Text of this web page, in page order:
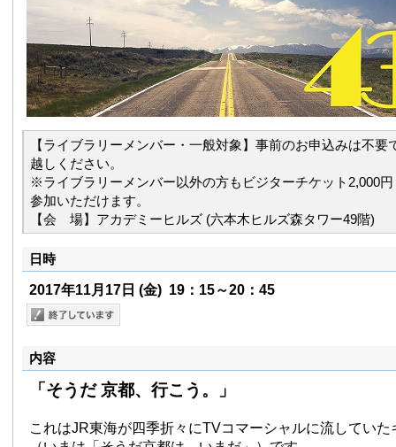
【ライブラリーメンバー・一般対象】事前のお申込みは不要
越しください。
※ライブラリーメンバー以外の方もビジターチケット2,000
参加いただけます。
【会 場】アカデミーヒルズ (六本木ヒルズ森タワー49階)
日時
2017年11月17日 (金) 19：15～20：45
内容
「そうだ 京都、行こう。」
これはJR東海が四季折々にTVコマーシャルに流していた